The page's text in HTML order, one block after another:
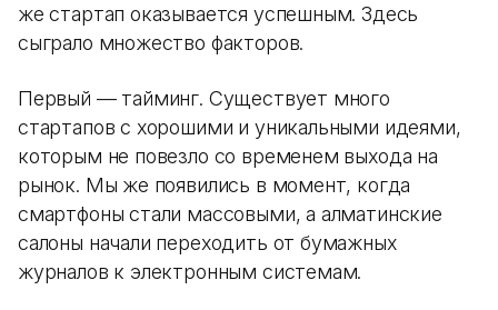
же стартап оказывается успешным. Здесь
сыграло множество факторов.
Первый — тайминг. Существует много
стартапов с хорошими и уникальными идеями,
которым не повезло со временем выхода на
рынок. Мы же появились в момент, когда
смартфоны стали массовыми, а алматинские
салоны начали переходить от бумажных
журналов к электронным системам.